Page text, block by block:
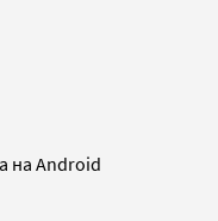
на Android